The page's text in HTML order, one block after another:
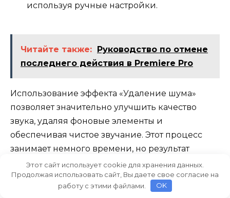
используя ручные настройки.
Читайте также:
Руководство по отмене
последнего действия в Premiere Pro
Использование эффекта «Удаление шума»
позволяет значительно улучшить качество
звука, удаляя фоновые элементы и
обеспечивая чистое звучание. Этот процесс
занимает немного времени, но результат
оправдывает усилия, особенно при работе с
пост-обработкой звука.
Этот сайт использует cookie для хранения данных.
Продолжая использовать сайт, Вы даете свое согласие на
работу с этими файлами.
OK